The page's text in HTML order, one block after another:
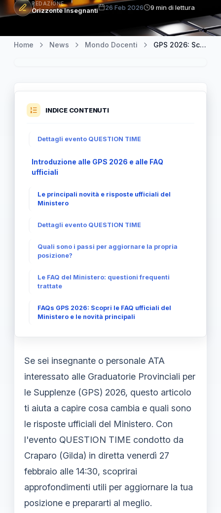
REDAZIONE
Orizzonte Insegnanti 26 Feb 2026 9 min di lettura
Home News Mondo Docenti GPS 2026: Scopri le FAQ ufficiali del Ministero e le novità principali
INDICE CONTENUTI
Dettagli evento QUESTION TIME
Introduzione alle GPS 2026 e alle FAQ
ufficiali
Le principali novità e risposte ufficiali del
Ministero
Dettagli evento QUESTION TIME
Quali sono i passi per aggiornare la propria
posizione?
Le FAQ del Ministero: questioni frequenti
trattate
FAQs GPS 2026: Scopri le FAQ ufficiali del
Ministero e le novità principali
Se sei insegnante o personale ATA
interessato alle Graduatorie Provinciali per
le Supplenze (GPS) 2026, questo articolo
ti aiuta a capire cosa cambia e quali sono
le risposte ufficiali del Ministero. Con
l'evento QUESTION TIME condotto da
Craparo (Gilda) in diretta venerdì 27
febbraio alle 14:30, scoprirai
approfondimenti utili per aggiornare la tua
posizione e prepararti al meglio.